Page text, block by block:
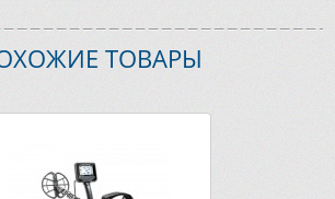
ТОВАРЫ